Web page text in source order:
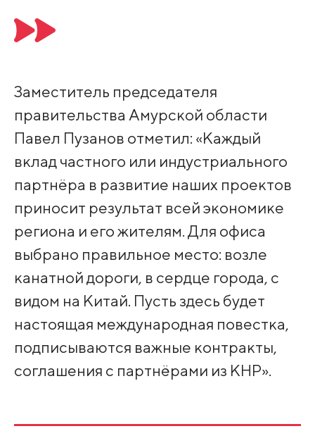
Заместитель председателя
правительства Амурской области
Павел Пузанов отметил: «Каждый
вклад частного или индустриального
партнёра в развитие наших проектов
приносит результат всей экономике
региона и его жителям. Для офиса
выбрано правильное место: возле
канатной дороги, в сердце города, с
видом на Китай. Пусть здесь будет
настоящая международная повестка,
подписываются важные контракты,
соглашения с партнёрами из КНР».